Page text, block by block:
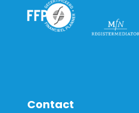
Contact